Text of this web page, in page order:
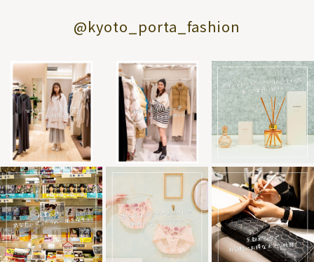
@kyoto_porta_fashion